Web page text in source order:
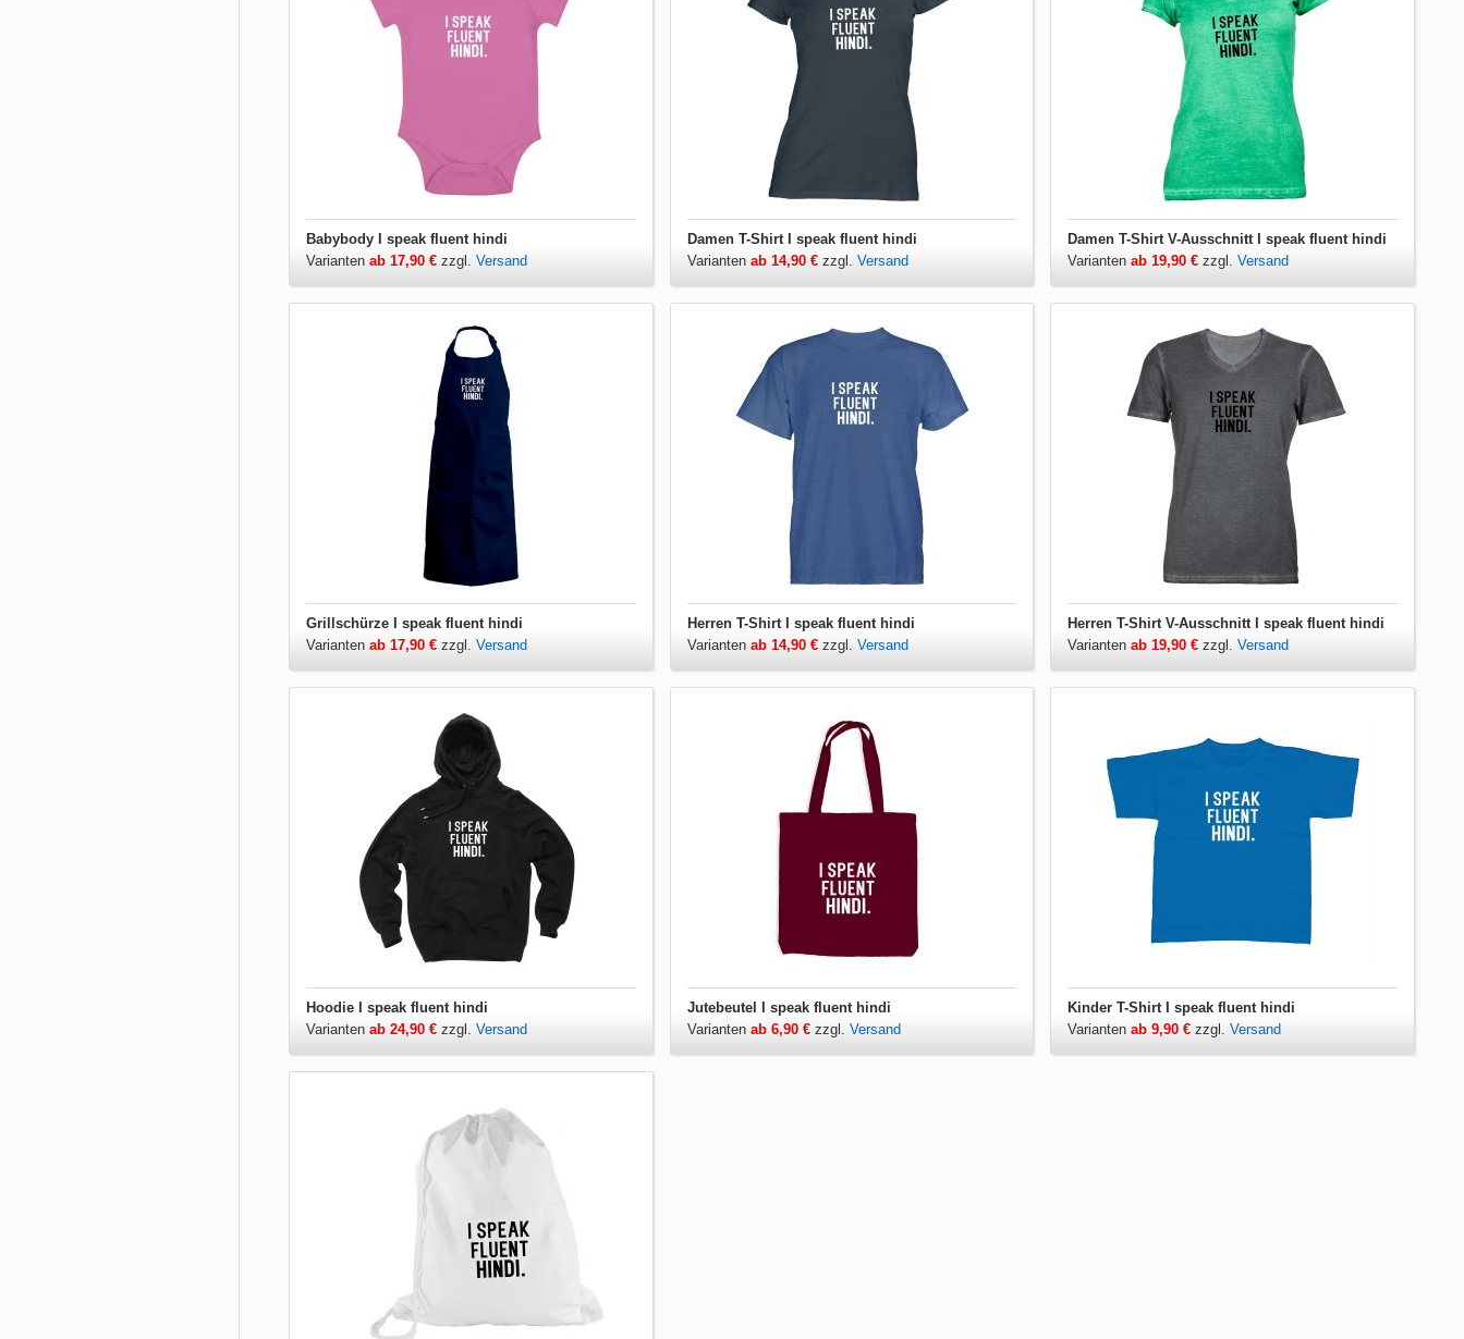
Babybody I speak fluent hindi
Varianten ab 17,90 € zzgl. Versand
Damen T-Shirt I speak fluent hindi
Varianten ab 14,90 €zzgl. Versand
Damen T-Shirt V-Ausschnitt I speak fluent hindi
Variantenab 19,90 € zzgl.Versand
Grillschürze I speak fluent hindi
Varianten ab 17,90 € zzgl. Versand
Herren T-Shirt I speak fluent hindi
Varianten ab 14,90 €zzgl. Versand
Herren T-Shirt V-Ausschnitt I speak fluent hindi
Variantenab 19,90 € zzgl.Versand
Hoodie I speak fluent hindi
Varianten ab 24,90 € zzgl. Versand
Jutebeutel I speak fluent hindi
Varianten ab 6,90 €zzgl. Versand
Kinder T-Shirt I speak fluent hindi
Variantenab 9,90 € zzgl.Versand